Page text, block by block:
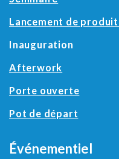
Lancement de
Inauguration
Afterwork
Porte ouverte
Pot de départ
Événementiel